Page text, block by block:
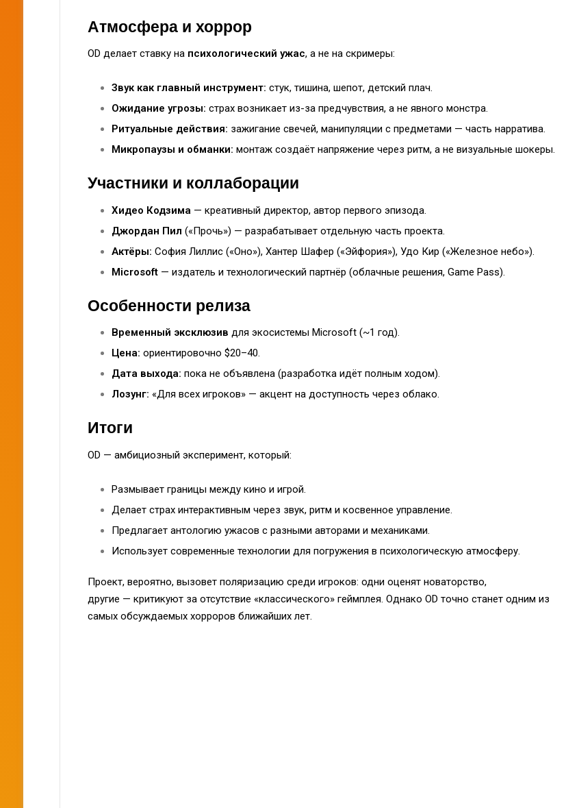
Атмосфера и хоррор
OD делает ставку на психологический ужас, а не на скримеры:
Звук как главный инструмент: стук, тишина, шепот, детский плач.
Ожидание угрозы: страх возникает из-за предчувствия, а не явного монстра.
Ритуальные действия: зажигание свечей, манипуляции с предметами — часть нарратива.
Микропаузы и обманки: монтаж создаёт напряжение через ритм, а не визуальные шокеры.
Участники и коллаборации
Хидео Кодзима — креативный директор, автор первого эпизода.
Джордан Пил («Прочь») — разрабатывает отдельную часть проекта.
Актёры: София Лиллис («Оно»), Хантер Шафер («Эйфория»), Удо Кир («Железное небо»).
Microsoft— издатель и технологический партнёр (облачные решения, Game Pass).
Особенности релиза
Временный эксклюзив для экосистемы Microsoft (~1 год).
Цена: ориентировочно $20–40.
Дата выхода: пока не объявлена (разработка идёт полным ходом).
Лозунг: «Для всех игроков» — акцент на доступность через облако.
Итоги
OD — амбициозный эксперимент, который:
Размывает границы между кино и игрой.
Делает страх интерактивным через звук, ритм и косвенное управление.
Предлагает антологию ужасов с разными авторами и механиками.
Использует современные технологии для погружения в психологическую атмосферу.
Проект, вероятно, вызовет поляризацию среди игроков: одни оценят новаторство,
другие — критикуют за отсутствие «классического» геймплея. Однако OD точно станет одним из
самых обсуждаемых хорроров ближайших лет.